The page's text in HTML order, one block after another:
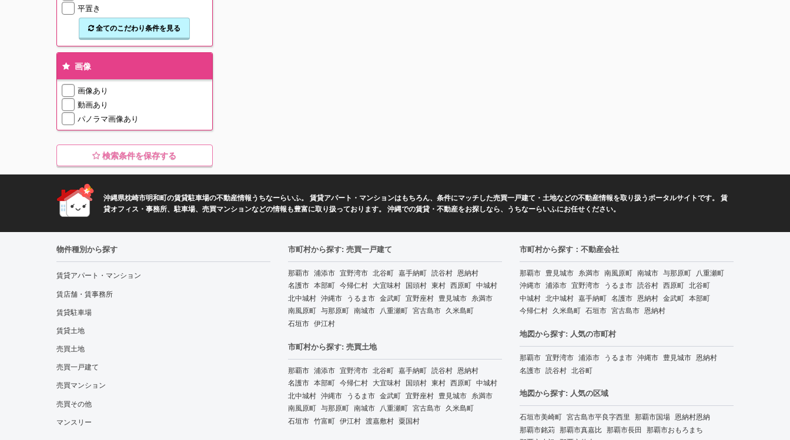
平置き
全てのこだわり条件を見る
画像
画像あり
動画あり
パノラマ画像あり
検索条件を保存する
沖縄県枕崎市明和町の賃貸駐車場の不動産情報うちなーらいふ。 賃貸アパート・マンションはもちろん、条件にマッチした売買一戸建て・土地などの不動産情報を取り扱うポータルサイトです。 賃
貸オフィス・事務所、駐車場、売買マンションなどの情報も豊富に取り扱っております。 沖縄での賃貸・不動産をお探しなら、うちなーらいふにお任せください。
物件種別から探す
賃貸アパート・マンション
賃店舗・賃事務所
賃貸駐車場
賃貸土地
売買土地
売買一戸建て
売買マンション
売買その他
マンスリー
市町村から探す: 売買一戸建て
那覇市 浦添市 宜野湾市 北谷町 嘉手納町 読谷村 恩納村
名護市 本部町 今帰仁村 大宜味村 国頭村 東村 西原町 中城村
北中城村 沖縄市 うるま市 金武町 宜野座村 豊見城市 糸満市
南風原町 与那原町 南城市 八重瀬町 宮古島市 久米島町
石垣市 伊江村
市町村から探す: 売買土地
那覇市 浦添市 宜野湾市 北谷町 嘉手納町 読谷村 恩納村
名護市 本部町 今帰仁村 大宜味村 国頭村 東村 西原町 中城村
北中城村 沖縄市 うるま市 金武町 宜野座村 豊見城市 糸満市
南風原町 与那原町 南城市 八重瀬町 宮古島市 久米島町
石垣市 竹富町 伊江村 渡嘉敷村 粟国村
市町村から探す：不動産会社
那覇市 豊見城市 糸満市 南風原町 南城市 与那原町 八重瀬町
沖縄市 浦添市 宜野湾市 うるま市 読谷村 西原町 北谷町
中城村 北中城村 嘉手納町 名護市 恩納村 金武町 本部町
今帰仁村 久米島町 石垣市 宮古島市 恩納村
地図から探す: 人気の市町村
那覇市 宜野湾市 浦添市 うるま市 沖縄市 豊見城市 恩納村
名護市 読谷村 北谷町
地図から探す: 人気の区域
石垣市美崎町 宮古島市平良字西里 那覇市国場 恩納村恩納
那覇市銘苅 那覇市真嘉比 那覇市長田 那覇市おもろまち